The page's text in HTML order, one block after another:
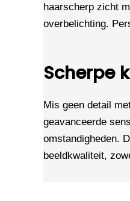
haarscherp zicht
overbelichting.
Scherpe
Mis geen detail
geavanceerde
omstandigheden.
beeldkwaliteit,